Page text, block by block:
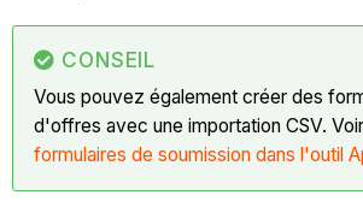
CONSEIL
Vous pouvez également créer des
d'offres avec une importation CSV. Voir
formulaires de soumission dans l'outil